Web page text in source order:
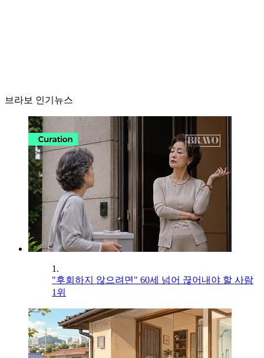
브라보 인기뉴스
1.
"후회하지 않으려면" 60세 넘어 끊어내야 할 사람
1위